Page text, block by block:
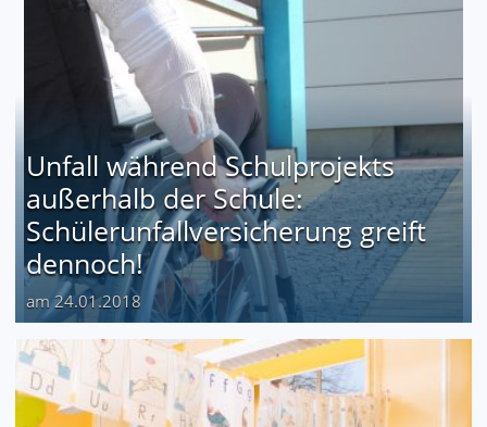
Unfall während Schulprojekts
außerhalb der Schule:
Schülerunfallversicherung greift
dennoch!
am 24.01.2018